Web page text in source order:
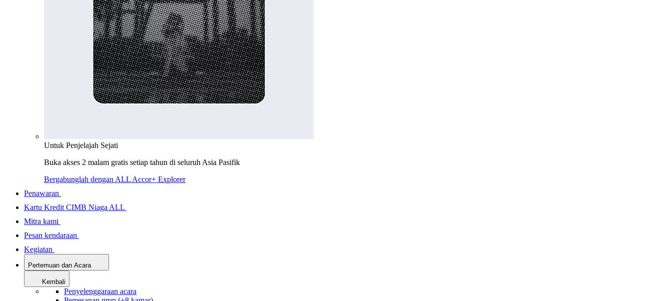
Untuk Penjelajah Sejati
Buka akses 2 malam gratis setiap tahun di seluruh Asia Pasifik
Bergabunglah dengan ALL Accor+ Explorer
Penawaran
Kartu Kredit CIMB Niaga ALL
Mitra kami
Pesan kendaraan
Kegiatan
Pertemuan dan Acara
Kembali
Penyelenggaraan acara